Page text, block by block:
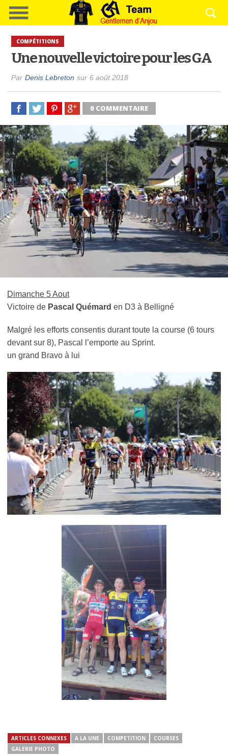
COMPÉTITIONS
Une nouvelle victoire pour les GA
Par Denis Lebreton sur 6 août 2018
0 COMMENTAIRE
Dimanche 5 Aout
Victoire de Pascal Quémard en D3 à Belligné
Malgré les efforts consentis durant toute la course (6 tours
devant sur 8), Pascal l’emporte au Sprint.
un grand Bravo à lui
ARTICLES CONNEXES A LA UNE COMPETITION
COURSES
GALERIE PHOTO